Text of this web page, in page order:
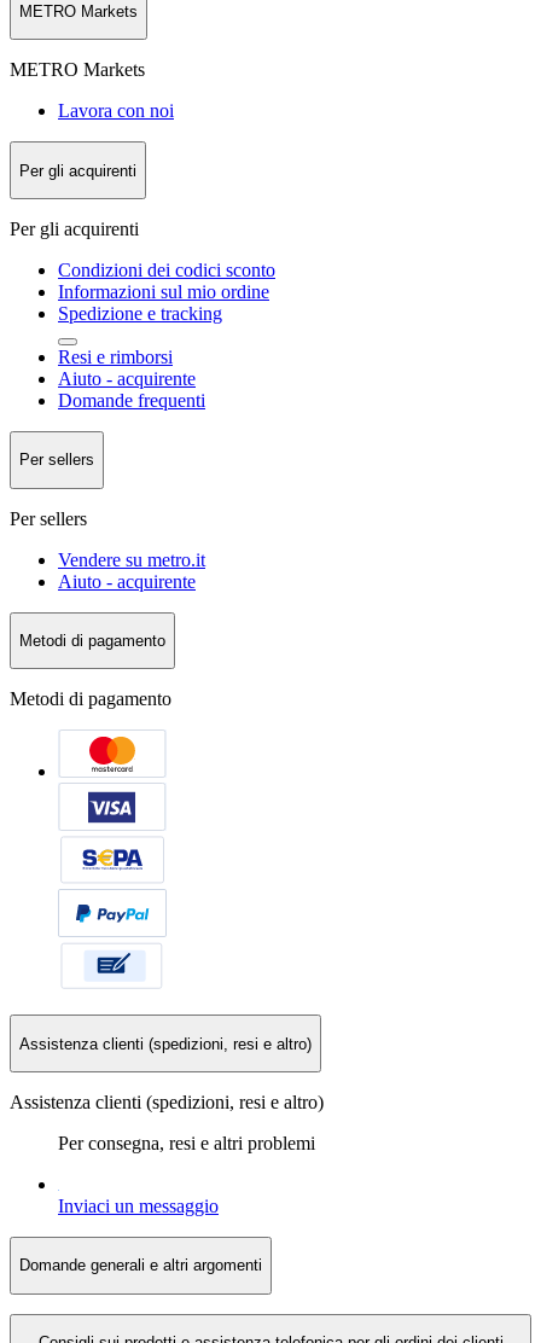
METRO Markets
METRO Markets
Lavora con noi
Per gli acquirenti
Per gli acquirenti
Condizioni dei codici sconto
Informazioni sul mio ordine
Spedizione e tracking
Resi e rimborsi
Aiuto - acquirente
Domande frequenti
Per sellers
Per sellers
Vendere su metro.it
Aiuto - acquirente
Metodi di pagamento
Metodi di pagamento
Assistenza clienti (spedizioni, resi e altro)
Assistenza clienti (spedizioni, resi e altro)
Per consegna, resi e altri problemi
Inviaci un messaggio
Domande generali e altri argomenti